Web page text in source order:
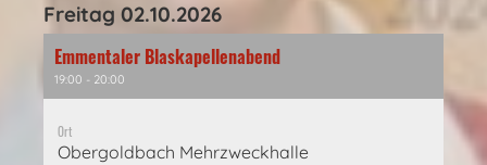
Freitag 02.10.2026
Emmentaler Blaskapellenabend
19:00 - 20:00
Ort
Obergoldbach Mehrzweckhalle